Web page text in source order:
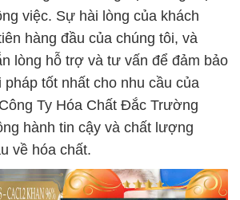
việc. Sự hài lòng của khách
hàng đầu của chúng tôi, và
lòng hỗ trợ và tư vấn để đảm bảo
tốt nhất cho nhu cầu của
Ty Hóa Chất Đắc Trường
hành tin cậy và chất lượng
về hóa chất.